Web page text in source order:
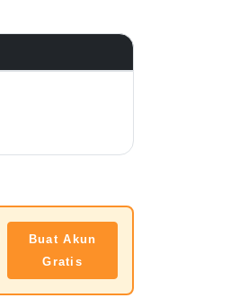
Buat Akun
Gratis